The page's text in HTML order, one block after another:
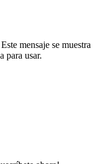
mensaje se muestra
para usar.